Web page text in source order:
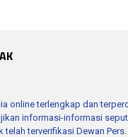
online terlengkap dan
informasi-informasi
terverifikasi Dewan Pers.